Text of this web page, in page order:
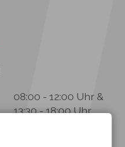
08:00 - 12:00 Uhr &
13:30 - 18:00 Uhr